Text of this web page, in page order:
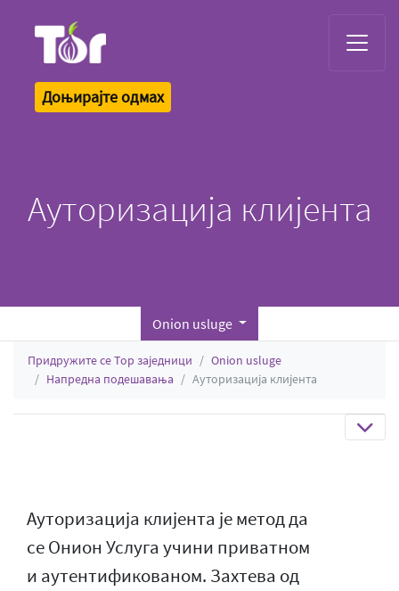
Доњирајте одмах
Ауторизација клијента
Onion usluge
Придружите се Тор заједници
Onion usluge
Напредна подешавања
Ауторизација клијента
Ауторизација клијента је метод да
се Онион Услуга учини приватном
и аутентификованом. Захтева од